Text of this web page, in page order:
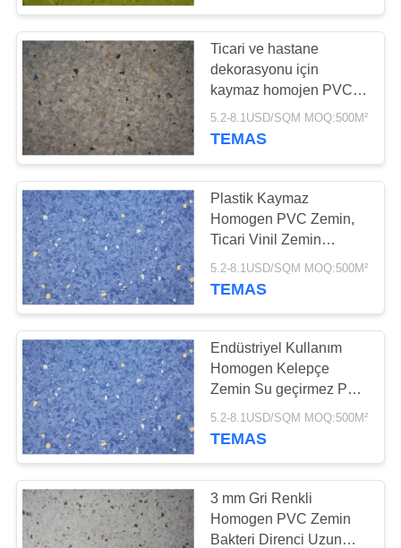
KALITE
KONTROLÜ
BIZIMLE
İLETIŞIM
HABERLER
DAVALAR
TEKLIF
ET
SITE
HARITASI
GIZLILIK
POLITIKASI
Homogen pvc zemin
Hastane PVC
zeminleri
Anti-statik PVC
zemin
Ticari ve hastane
dekorasyonu için
kaymaz homojen PVC
zemin
5.2-8.1USD/SQM MOQ:500M²
TEMAS
Plastik Kaymaz
Homogen PVC Zemin,
Ticari Vinil Zemin
Yaprakları
5.2-8.1USD/SQM MOQ:500M²
TEMAS
Endüstriyel Kullanım
Homogen Kelepçe
Zemin Su geçirmez PVC
Zemin Rulo
5.2-8.1USD/SQM MOQ:500M²
TEMAS
3 mm Gri Renkli
Homogen PVC Zemin
Bakteri Direnci Uzun